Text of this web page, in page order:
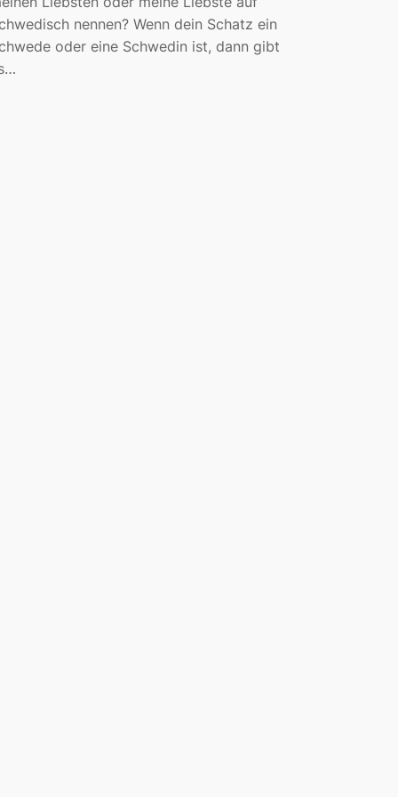
nennen? Wenn dein Schatz ein
oder eine Schwedin ist, dann gibt